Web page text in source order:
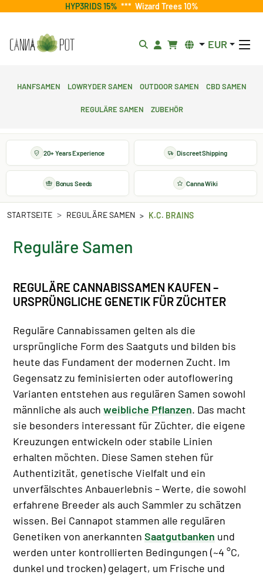
HYP3RIDS 15% *** Wizard Trees 10%
EUR
Hanfsamen Lowryder Samen Outdoor Samen CBD Samen
Reguläre Samen Zubehör
20+ Years Experience Discreet Shipping
Bonus Seeds Canna Wiki
STARTSEITE REGULÄRE SAMEN K.C. BRAINS
Reguläre Samen
REGULÄRE CANNABISSAMEN KAUFEN –
URSPRÜNGLICHE GENETIK FÜR ZÜCHTER
Reguläre Cannabissamen gelten als die
ursprüngliche Form des Saatguts und bilden bis
heute das Fundament der modernen Zucht. Im
Gegensatz zu feminisierten oder autoflowering
Varianten entstehen aus regulären Samen sowohl
männliche als auch weibliche Pflanzen. Das macht
sie besonders interessant für Züchter, die eigene
Kreuzungen entwickeln oder stabile Linien
erhalten möchten. Diese Samen stehen für
Authentizität, genetische Vielfalt und ein
unverfälschtes Anbauerlebnis – Werte, die sowohl
erfahrene Breeder als auch Sammler zu schätzen
wissen. Bei Cannapot stammen alle regulären
Genetiken von anerkannten Saatgutbanken und
werden unter kontrollierten Bedingungen (~4 °C,
dunkel und trocken) gelagert, um Frische und